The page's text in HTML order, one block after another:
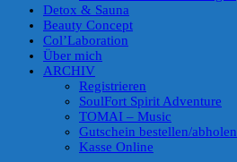
Detox & Sauna
Beauty Concept
Col’Laboration
Über mich
ARCHIV
Registrieren
SoulFort Spirit Adventure
TOMAI – Music
Gutschein bestellen/abholen
Kasse Online